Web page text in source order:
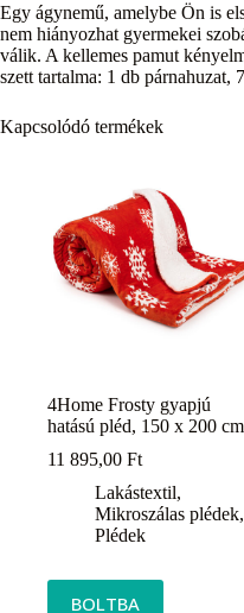
Egy ágynemű, amelybe Ön is
nem hiányozhat gyermekei
válik. A kellemes pamut
szett tartalma: 1 db
Kapcsolódó termékek
4Home Frosty gyapjú
hatású pléd, 150 x 200 cm
11 895,00 Ft
Lakástextil,
Mikroszálas plédek,
Plédek
BOLTBA